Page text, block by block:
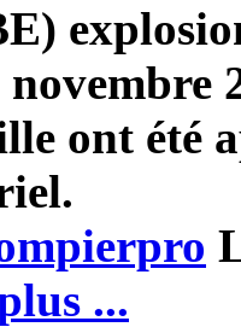
ont été
...